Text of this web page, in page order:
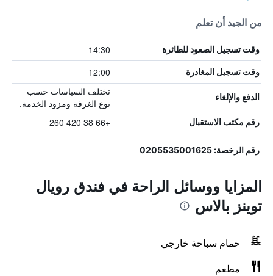
من الجيد أن تعلم
وقت تسجيل الصعود للطائرة 14:30
وقت تسجيل المغادرة 12:00
الدفع والإلغاء
تختلف السياسات حسب
نوع الغرفة ومزود الخدمة.
رقم مكتب الاستقبال +66 38 420 260
رقم الرخصة: 0205535001625
المزايا ووسائل الراحة في فندق رويال
توينز بالاس
حمام سباحة خارجي
مطعم